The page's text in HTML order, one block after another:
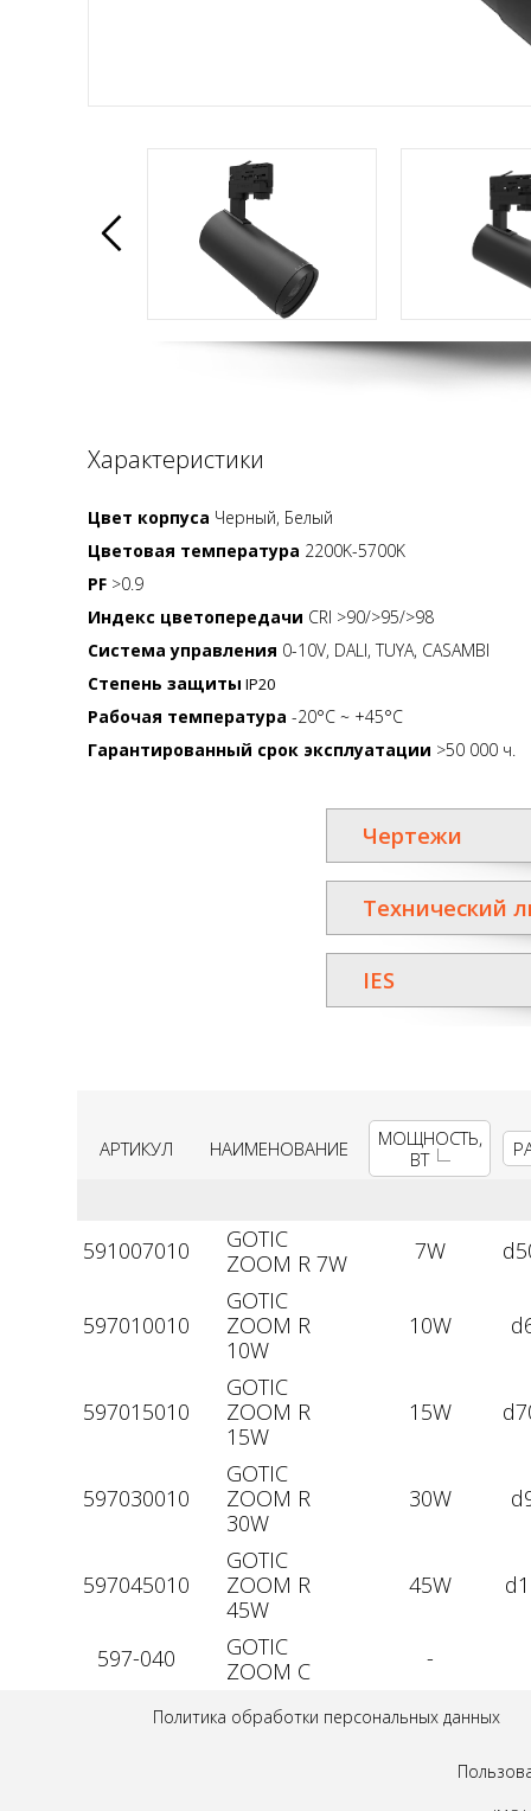
Характеристики
Цвет корпуса Черный, Белый
Цветовая температура 2200K-5700K
PF>0.9
Индекс цветопередачи CRI >90/>95/>98
Система управления 0-10V, DALI, TUYA, CASAMBI
Степень защиты IP20
Рабочая температура -20°C ~ +45°C
Гарантированный срок эксплуатации >50 000 ч.
Чертежи
Технический
IES
АРТИКУЛ НАИМЕНОВАНИЕ
МОЩНОСТЬ,
ВТ
591007010
GOTIC
ZOOM R 7W
7W
597010010
GOTIC
ZOOM R
10W
10W
597015010
GOTIC
ZOOM R
15W
15W
597030010
GOTIC
ZOOM R
30W
30W
597045010
GOTIC
ZOOM R
45W
45W
597-040
GOTIC
ZOOM C
-
Политика обработки персональных данных